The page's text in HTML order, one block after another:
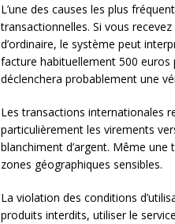
L’une des causes les plus
transactionnelles. Si vous
d’ordinaire, le système peut
facture habituellement 500
déclenchera probablement une
Les transactions internationales
particulièrement les virements
blanchiment d’argent. Même
zones géographiques sensibles.
La violation des conditions
produits interdits, utiliser le